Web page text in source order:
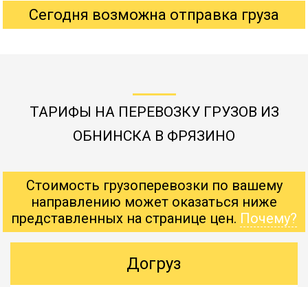
Сегодня возможна отправка груза
ТАРИФЫ НА ПЕРЕВОЗКУ ГРУЗОВ ИЗ
ОБНИНСКА В ФРЯЗИНО
Стоимость грузоперевозки по вашему
направлению может оказаться ниже
представленных на странице цен. Почему?
Догруз